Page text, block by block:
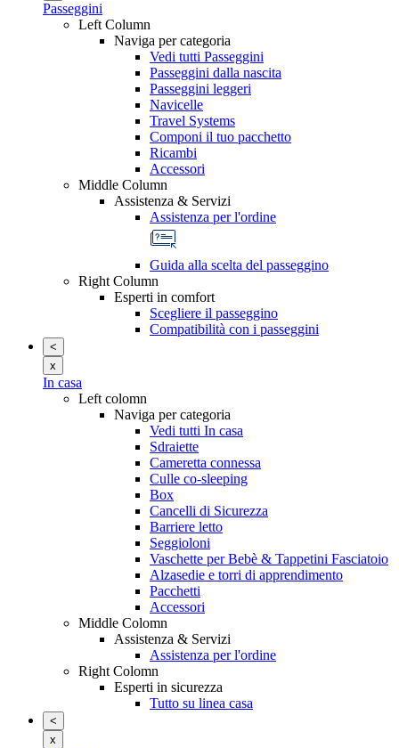
Passeggini
Left Column
Naviga per categoria
Vedi tutti Passeggini
Passeggini dalla nascita
Passeggini leggeri
Navicelle
Travel Systems
Componi il tuo pacchetto
Ricambi
Accessori
Middle Column
Assistenza & Servizi
Assistenza per l'ordine
Guida alla scelta del passeggino
Right Column
Esperti in comfort
Scegliere il passeggino
Compatibilità con i passeggini
<
x
In casa
Left colomn
Naviga per categoria
Vedi tutti In casa
Sdraiette
Cameretta connessa
Culle co-sleeping
Box
Cancelli di Sicurezza
Barriere letto
Seggioloni
Vaschette per Bebè & Tappetini Fasciatoio
Alzasedie e torri di apprendimento
Pacchetti
Accessori
Middle Colomn
Assistenza & Servizi
Assistenza per l'ordine
Right Colomn
Esperti in sicurezza
Tutto su linea casa
<
x